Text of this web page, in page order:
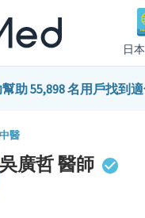
日
所助 55,898 名用戶找到
中醫
吳廣哲醫師